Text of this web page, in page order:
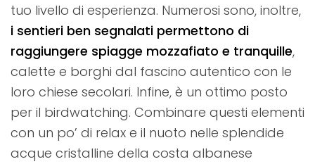
tuo livello di esperienza. Numerosi sono, inoltre,
i sentieri ben segnalati permettono di
raggiungere spiagge mozzafiato e tranquille,
calette e borghi dal fascino autentico con le
loro chiese secolari. Infine, è un ottimo posto
per il birdwatching. Combinare questi elementi
con un po’ di relax e il nuoto nelle splendide
acque cristalline della costa albanese